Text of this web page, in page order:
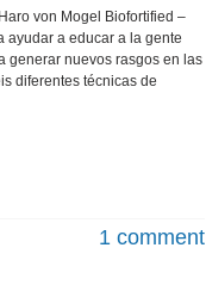
von Mogel Biofortified –
ayudar a educar a la gente
generar nuevos rasgos en las
diferentes técnicas de
1 comment